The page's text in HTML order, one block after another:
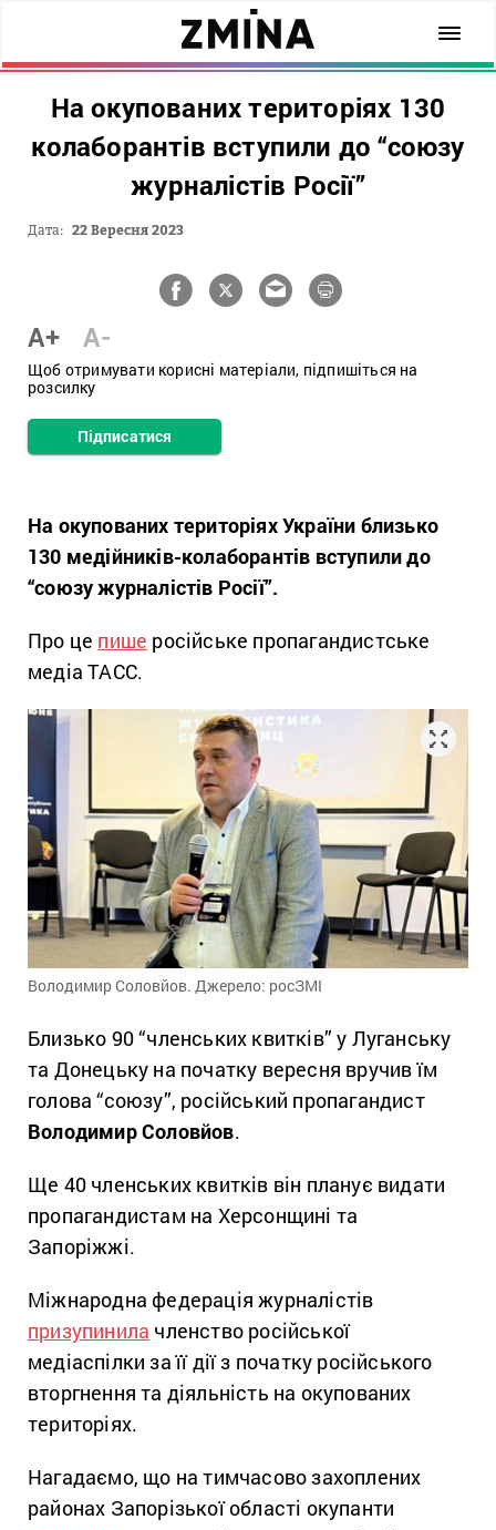
На окупованих територіях 130
колаборантів вступили до “союзу
журналістів Росії”
Дата: 22 Вересня 2023
A+ A-
Щоб отримувати корисні матеріали, підпишіться на
розсилку
Підписатися
На окупованих територіях України близько
130 медійників-колаборантів вступили до
“союзу журналістів Росії”.
Про це пише російське пропагандистське
медіа ТАСС.
Володимир Соловйов. Джерело: росЗМІ
Близько 90 “членських квитків” у Луганську
та Донецьку на початку вересня вручив їм
голова “союзу”, російський пропагандист
Володимир Соловйов.
Ще 40 членських квитків він планує видати
пропагандистам на Херсонщині та
Запоріжжі.
Міжнародна федерація журналістів
призупинила членство російської
медіаспілки за її дії з початку російського
вторгнення та діяльність на окупованих
територіях.
Нагадаємо, що на тимчасово захоплених
районах Запорізької області окупанти